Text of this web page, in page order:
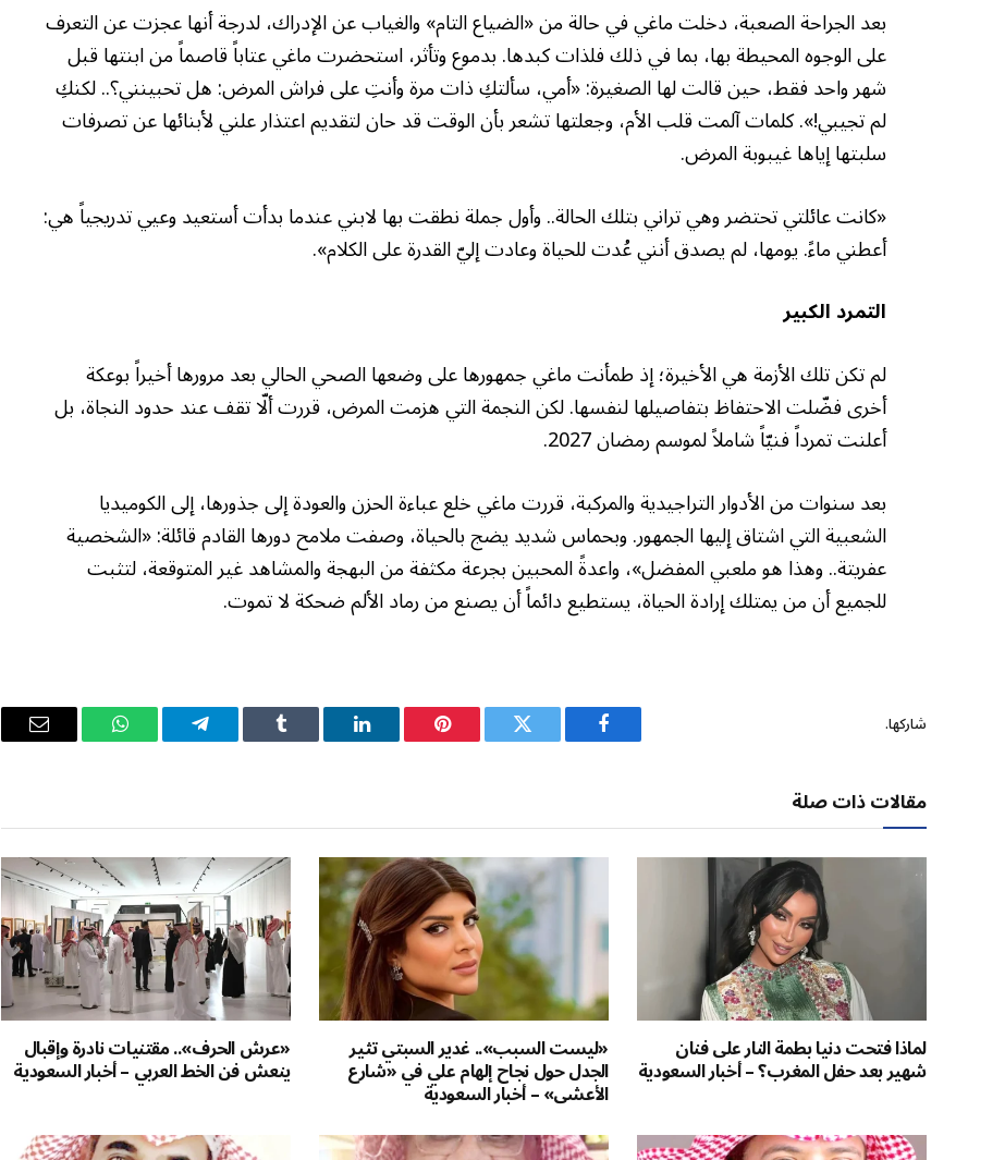
بعد الجراحة الصعبة، دخلت ماغي في حالة من «الضياع التام» والغياب عن الإدراك، لدرجة أنها عجزت عن التعرف
على الوجوه المحيطة بها، بما في ذلك فلذات كبدها. بدموع وتأثر، استحضرت ماغي عتاباً قاصماً من ابنتها قبل
شهر واحد فقط، حين قالت لها الصغيرة: «أمي، سألتكِ ذات مرة وأنتِ على فراش المرض: هل تحبينني؟.. لكنكِ
لم تجيبي!». كلمات آلمت قلب الأم، وجعلتها تشعر بأن الوقت قد حان لتقديم اعتذار علني لأبنائها عن تصرفات
سلبتها إياها غيبوبة المرض.
«كانت عائلتي تحتضر وهي تراني بتلك الحالة.. وأول جملة نطقت بها لابني عندما بدأت أستعيد وعيي تدريجياً هي:
أعطني ماءً. يومها، لم يصدق أنني عُدت للحياة وعادت إليّ القدرة على الكلام».
التمرد الكبير
لم تكن تلك الأزمة هي الأخيرة؛ إذ طمأنت ماغي جمهورها على وضعها الصحي الحالي بعد مرورها أخيراً بوعكة
أخرى فضّلت الاحتفاظ بتفاصيلها لنفسها. لكن النجمة التي هزمت المرض، قررت ألّا تقف عند حدود النجاة، بل
أعلنت تمرداً فنيّاً شاملاً لموسم رمضان 2027.
بعد سنوات من الأدوار التراجيدية والمركبة، قررت ماغي خلع عباءة الحزن والعودة إلى جذورها، إلى الكوميديا
الشعبية التي اشتاق إليها الجمهور. وبحماس شديد يضج بالحياة، وصفت ملامح دورها القادم قائلة: «الشخصية
عفريتة.. وهذا هو ملعبي المفضل»، واعدةً المحبين بجرعة مكثفة من البهجة والمشاهد غير المتوقعة، لتثبت
للجميع أن من يمتلك إرادة الحياة، يستطيع دائماً أن يصنع من رماد الألم ضحكة لا تموت.
شاركها.
فيسبوك تويتر بينتيريستلينكدإن Tumblr تيلقرام واتساب
البريد
مقالات ذات صلة
لماذا فتحت دنيا بطمة النار على فنان
شهير بعد حفل المغرب؟ – أخبار السعودية
«ليست السبب».. غدير السبتي تثير
الجدل حول نجاح إلهام علي في «شارع
الأعشى» – أخبار السعودية
«عرش الحرف».. مقتنيات نادرة وإقبال
ينعش فن الخط العربي – أخبار السعودية